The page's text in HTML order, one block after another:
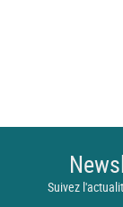
Suivez